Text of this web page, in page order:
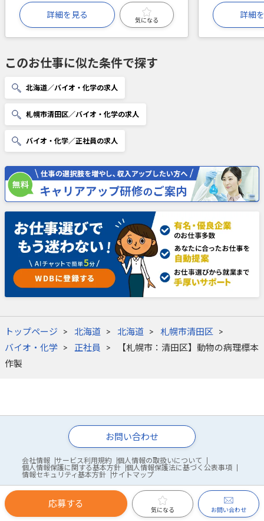
詳細を見る
気になる
詳細
このお仕事に似た条件で探す
北海道／バイオ・化学の求人
札幌市清田区／バイオ・化学の求人
バイオ・化学／正社員の求人
トップページ 北海道 北海道
札幌市清田区
バイオ・化学
正社員
【札幌市：清田区】動物の病理標本
作製
応募する
気になる お問い合わせ
お問い合わせ
会社情報 サービス利用規約
個人情報の取扱いについて
個人情報保護に関する基本方針
個人情報保護法に基づく公表事項
情報セキュリティ基本方針
サイトマップ
© WDB Co., Ltd.